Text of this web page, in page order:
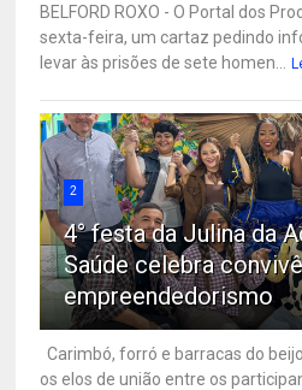
BELFORD ROXO - O Portal dos
sexta-feira, um cartaz pedindo
levar às prisões de sete homen...
2
4° festa da Julina da
Saúde celebra
empreendedorismo
Carimbó, forró e barracas do
os elos de união entre os